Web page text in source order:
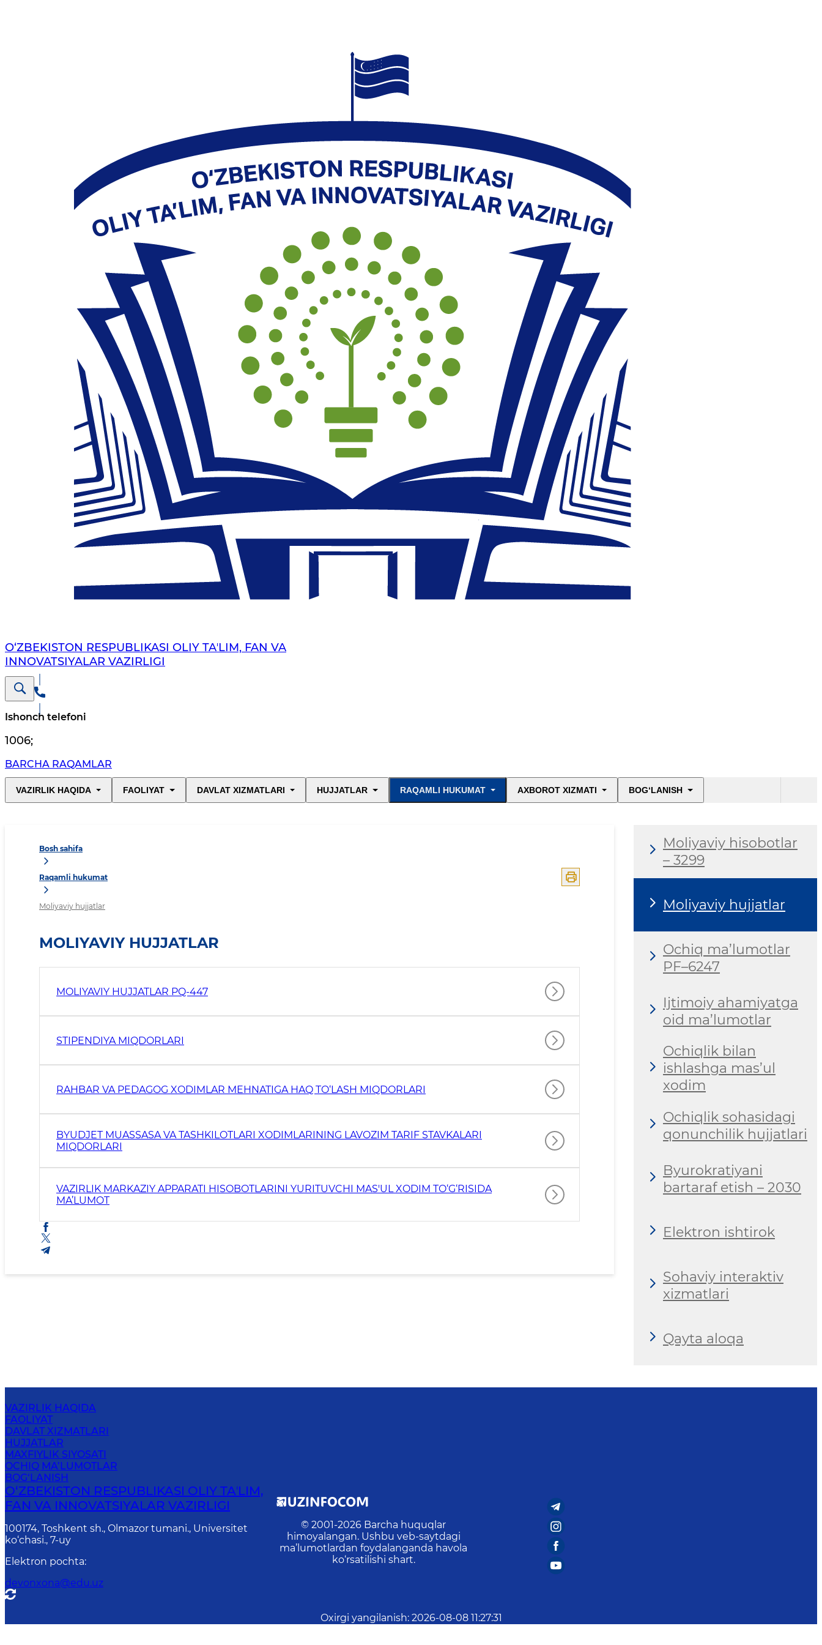
O‘ZBEKISTON RESPUBLIKASI OLIY TAʼLIM, FAN VA
INNOVATSIYALAR VAZIRLIGI
Ishonch telefoni
1006;
BARCHA RAQAMLAR
VAZIRLIK HAQIDA FAOLIYAT DAVLAT XIZMATLARI HUJJATLAR RAQAMLI HUKUMAT AXBOROT XIZMATI BOG‘LANISH
Bosh sahifa
Raqamli hukumat
Moliyaviy hujjatlar
MOLIYAVIY HUJJATLAR
MOLIYAVIY HUJJATLAR PQ-447
STIPENDIYA MIQDORLARI
RAHBAR VA PEDAGOG XODIMLAR MEHNATIGA HAQ TO‘LASH MIQDORLARI
BYUDJET MUASSASA VA TASHKILOTLARI XODIMLARINING LAVOZIM TARIF STAVKALARI
MIQDORLARI
VAZIRLIK MARKAZIY APPARATI HISOBOTLARINI YURITUVCHI MAS'UL XODIM TO‘G‘RISIDA
MA’LUMOT
Moliyaviy hisobotlar
– 3299
Moliyaviy hujjatlar
Ochiq ma’lumotlar
PF–6247
Ijtimoiy ahamiyatga
oid ma’lumotlar
Ochiqlik bilan
ishlashga mas’ul
xodim
Ochiqlik sohasidagi
qonunchilik hujjatlari
Byurokratiyani
bartaraf etish – 2030
Elektron ishtirok
Sohaviy interaktiv
xizmatlari
Qayta aloqa
VAZIRLIK HAQIDA
FAOLIYAT
DAVLAT XIZMATLARI
HUJJATLAR
MAXFIYLIK SIYOSATI
OCHIQ MA’LUMOTLAR
BOG‘LANISH
O‘ZBEKISTON RESPUBLIKASI OLIY TAʼLIM,
FAN VA INNOVATSIYALAR VAZIRLIGI
100174, Toshkent sh., Olmazor tumani., Universitet
ko‘chasi., 7-uy
Elektron pochta:
devonxona@edu.uz
© 2001-2026 Barcha huquqlar
himoyalangan. Ushbu veb-saytdagi
ma’lumotlardan foydalanganda havola
ko‘rsatilishi shart.
Oxirgi yangilanish: 2026-08-08 11:27:31